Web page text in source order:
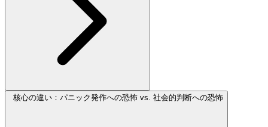
核心の違い：パニック発作への恐怖 vs. 社会的判断への恐怖